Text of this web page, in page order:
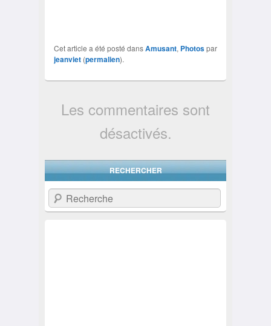
Cet article a été posté dansAmusant, Photospar
jeanviet(permalien).
Les commentaires sont
désactivés.
RECHERCHER
Recherche